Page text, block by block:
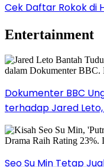
Cek Daftar Rokok di
Entertainment
Dokumenter BBC
terhadap Jared
Seo Su Min Tetap